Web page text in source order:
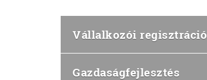
Vállalkozói regisztráció
Gazdaságfejlesztés